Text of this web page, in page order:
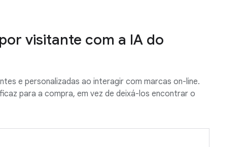
visitante com a IA do
e personalizadas ao interagir com marcas on-line.
para a compra, em vez de deixá-los encontrar o